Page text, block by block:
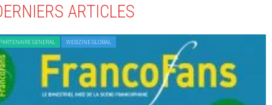
ARTICLES
GENERAL WEBZINE GLOBAL